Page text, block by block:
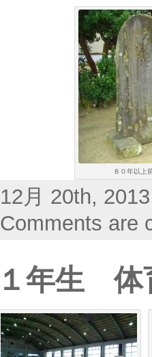
８０年以上
12月 20th,
Comments are
１年生 体